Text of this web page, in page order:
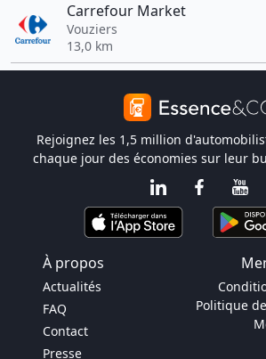
Carrefour Market
Vouziers
13,0 km
Rejoignez les 1,5 million
chaque jour des économies sur leur
À propos
Actualités
FAQ
Contact
Presse
Politique